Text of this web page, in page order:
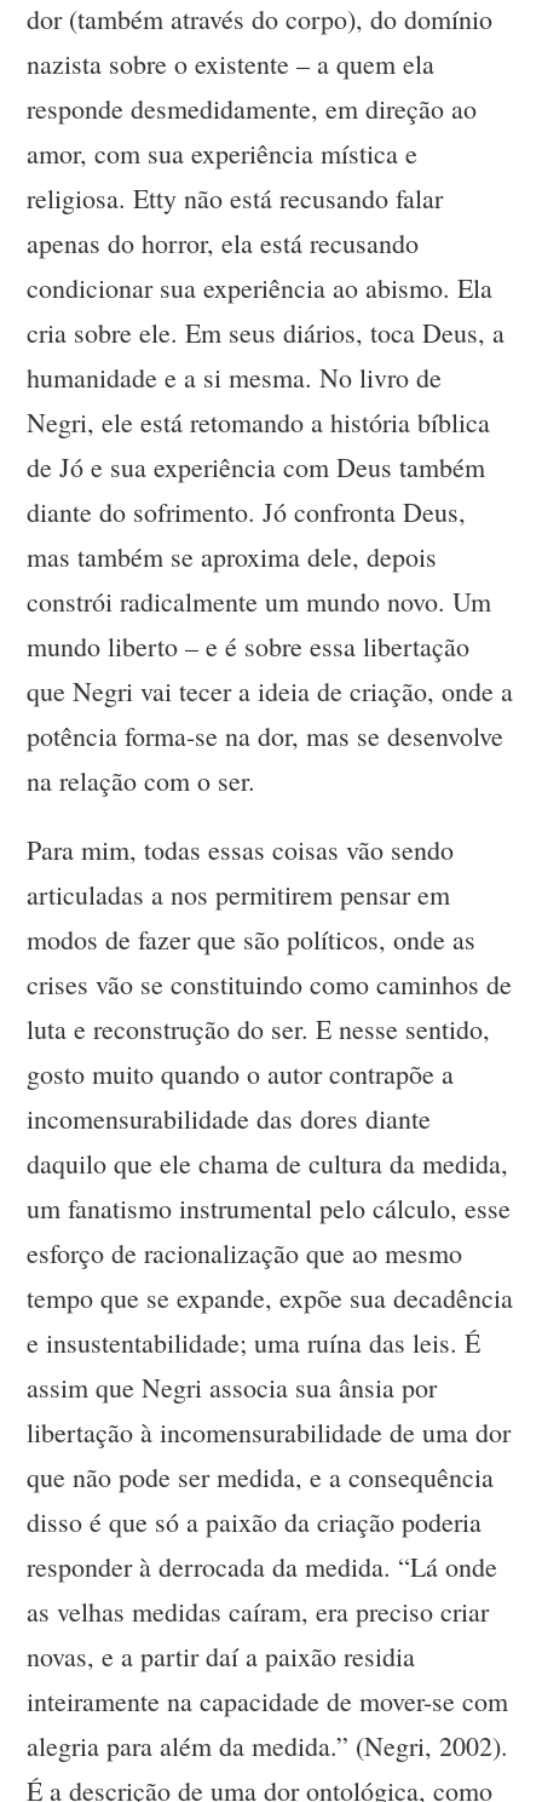
dor (também através do corpo), do domínio
nazista sobre o existente – a quem ela
responde desmedidamente, em direção ao
amor, com sua experiência mística e
religiosa. Etty não está recusando falar
apenas do horror, ela está recusando
condicionar sua experiência ao abismo. Ela
cria sobre ele. Em seus diários, toca Deus, a
humanidade e a si mesma. No livro de
Negri, ele está retomando a história bíblica
de Jó e sua experiência com Deus também
diante do sofrimento. Jó confronta Deus,
mas também se aproxima dele, depois
constrói radicalmente um mundo novo. Um
mundo liberto – e é sobre essa libertação
que Negri vai tecer a ideia de criação, onde a
potência forma-se na dor, mas se desenvolve
na relação com o ser.
Para mim, todas essas coisas vão sendo
articuladas a nos permitirem pensar em
modos de fazer que são políticos, onde as
crises vão se constituindo como caminhos de
luta e reconstrução do ser. E nesse sentido,
gosto muito quando o autor contrapõe a
incomensurabilidade das dores diante
daquilo que ele chama de cultura da medida,
um fanatismo instrumental pelo cálculo, esse
esforço de racionalização que ao mesmo
tempo que se expande, expõe sua decadência
e insustentabilidade; uma ruína das leis. É
assim que Negri associa sua ânsia por
libertação à incomensurabilidade de uma dor
que não pode ser medida, e a consequência
disso é que só a paixão da criação poderia
responder à derrocada da medida. “Lá onde
as velhas medidas caíram, era preciso criar
novas, e a partir daí a paixão residia
inteiramente na capacidade de mover-se com
alegria para além da medida.” (Negri, 2002).
É a descrição de uma dor ontológica, como